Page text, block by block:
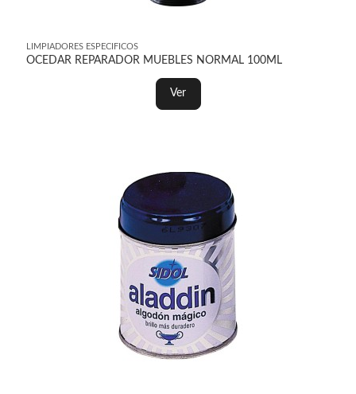
LIMPIADORES ESPECIFICOS
OCEDAR REPARADOR MUEBLES NORMAL 100ML
Ver